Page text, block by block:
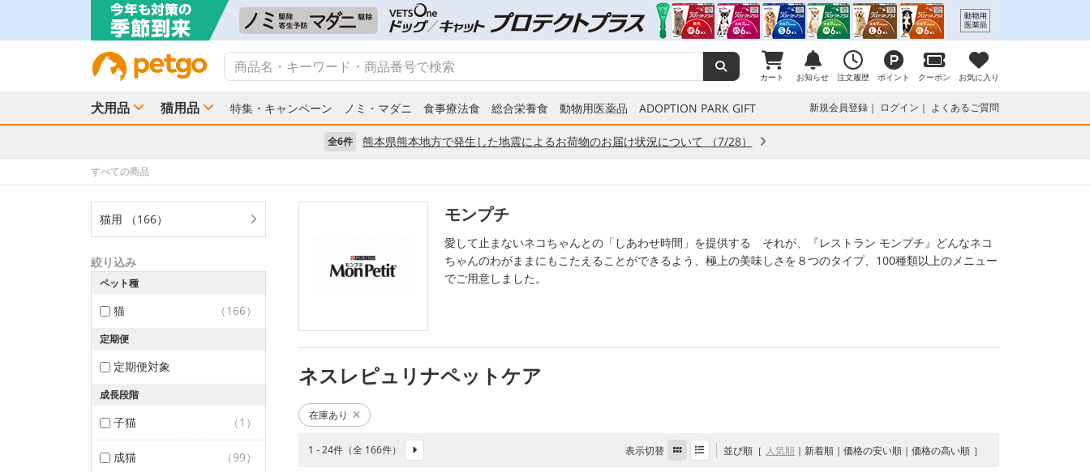
カート お知らせ 注文履歴 ポイント クーポン お気に入り
犬用品 猫用品 特集・キャンペーン ノミ・マダニ 食事療法食 総合栄養食 動物用医薬品 ADOPTION PARK GIFT 新規会員登録 ログイン よくあるご質問
全6件 熊本県熊本地方で発生した地震によるお荷物のお届け状況について （7/28）
すべての商品
猫用 （166）
絞り込み
ペット種
猫 （166）
定期便
定期便対象
成長段階
子猫 （1）
成猫 （99）
モンプチ
愛して止まないネコちゃんとの「しあわせ時間」を提供する それが、『レストラン モンプチ』どんなネコ
ちゃんのわがままにもこたえることができるよう、極上の美味しさを８つのタイプ、100種類以上のメニュー
でご用意しました。
ネスレピュリナペットケア
在庫あり
1 - 24件（全 166件） 表示切替 並び順 人気順 新着順 価格の安い順 価格の高い順